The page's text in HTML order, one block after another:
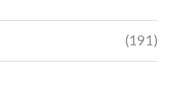
(191)